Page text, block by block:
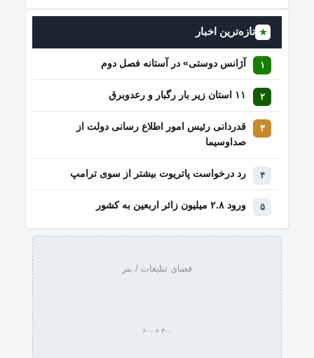
★ تازه‌ترین اخبار
آژانس دوستی» در آستانه فصل دوم
۱۱ استان زیر بار رگبار و رعدوبرق
قدردانی رئیس امور اطلاع رسانی دولت از
صداوسیما
رد درخواست پاتریوت بیشتر از سوی ترامپ
ورود ۲.۸ میلیون زائر اربعین به کشور
فضای تبلیغات / بنر
۳۰۰ × ۶۰۰